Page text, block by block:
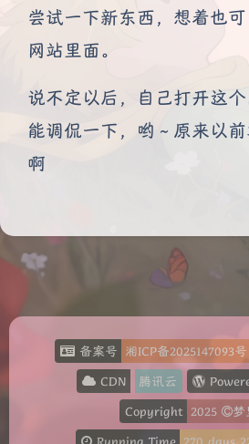
关闭
尝试一下新东西，想着也
网站里面。
说不定以后，自己打开这
能调侃一下，哟～原来以
啊
豆
备案号 湘ICP备2025147093号
CDN
腾讯云
Copyright 2025
梦